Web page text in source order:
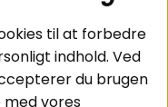
til at forbedre
indhold. Ved
du brugen
med vores